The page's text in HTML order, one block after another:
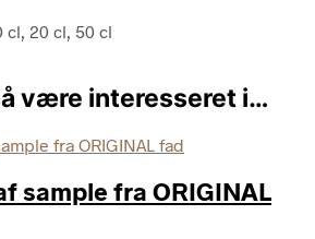
cl, 20 cl, 50 cl
være interesseret i…
sample fra ORIGINAL